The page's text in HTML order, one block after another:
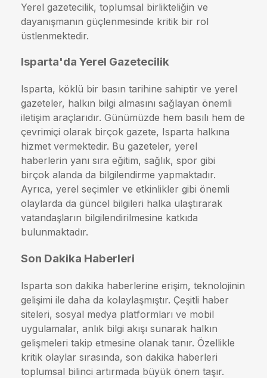
Yerel gazetecilik, toplumsal birlikteliğin ve
dayanışmanın güçlenmesinde kritik bir rol
üstlenmektedir.
Isparta'da Yerel Gazetecilik
Isparta, köklü bir basın tarihine sahiptir ve yerel
gazeteler, halkın bilgi almasını sağlayan önemli
iletişim araçlarıdır. Günümüzde hem basılı hem de
çevrimiçi olarak birçok gazete, Isparta halkına
hizmet vermektedir. Bu gazeteler, yerel
haberlerin yanı sıra eğitim, sağlık, spor gibi
birçok alanda da bilgilendirme yapmaktadır.
Ayrıca, yerel seçimler ve etkinlikler gibi önemli
olaylarda da güncel bilgileri halka ulaştırarak
vatandaşların bilgilendirilmesine katkıda
bulunmaktadır.
Son Dakika Haberleri
Isparta son dakika haberlerine erişim, teknolojinin
gelişimi ile daha da kolaylaşmıştır. Çeşitli haber
siteleri, sosyal medya platformları ve mobil
uygulamalar, anlık bilgi akışı sunarak halkın
gelişmeleri takip etmesine olanak tanır. Özellikle
kritik olaylar sırasında, son dakika haberleri
toplumsal bilinci artırmada büyük önem taşır.